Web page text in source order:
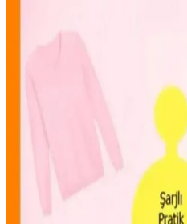
Mirach 2’li Tiftik Kazak
Pratik ve Modern Çözüm
Mirach 2’li tiftik kazak seti, evde
temizler, şık tasarımıyla modern
Pratik ve Etkili Pet Tüy
Hayvan Bakımını
Evcil hayvan sahipleri için tüy
pet tüy temizleme aletleri, farklı
temizliği sağlar, zaman kazandırır